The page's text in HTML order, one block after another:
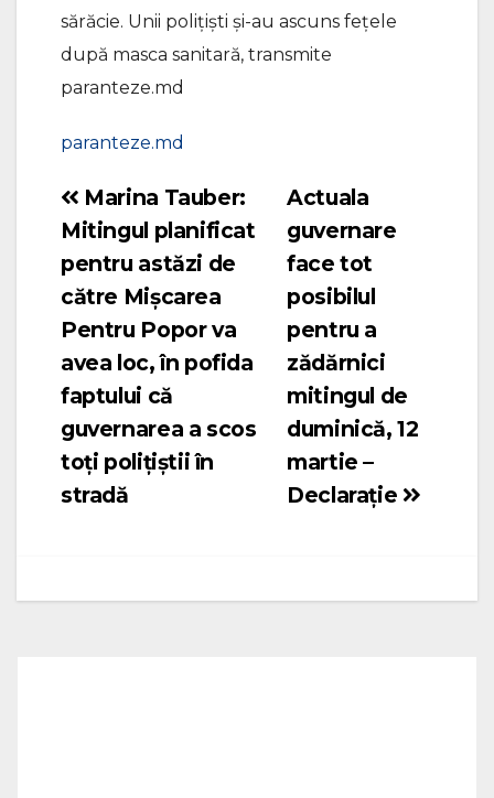
sărăcie. Unii polițiști și-au ascuns fețele
după masca sanitară, transmite
paranteze.md
paranteze.md
Navigare
în
articole
Actuala
guvernare
face tot
posibilul
pentru a
zădărnici
mitingul de
duminică, 12
martie –
Declarație
Marina Tauber:
Mitingul planificat
pentru astăzi de
către Mișcarea
Pentru Popor va
avea loc, în pofida
faptului că
guvernarea a scos
toți polițiștii în
stradă